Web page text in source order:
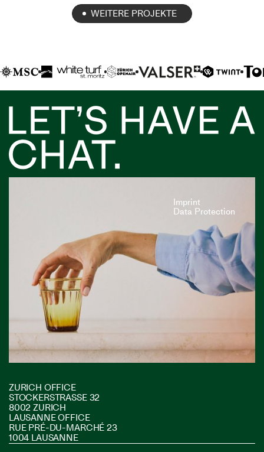
WEITERE PROJEKTE
ZURICH OFFICE
STOCKERSTRASSE 32
8002 ZURICH
LAUSANNE OFFICE
RUE PRÉ-DU-MARCHÉ 23
1004 LAUSANNE
Imprint
Data Protection